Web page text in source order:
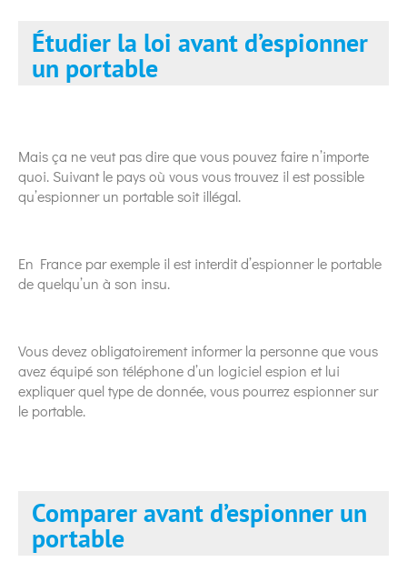
Étudier la loi avant d’espionner
un portable
Mais ça ne veut pas dire que vous pouvez faire n’importe
quoi. Suivant le pays où vous vous trouvez il est possible
qu’espionner un portable soit illégal.
En France par exemple il est interdit d’espionner le portable
de quelqu’un à son insu.
Vous devez obligatoirement informer la personne que vous
avez équipé son téléphone d’un logiciel espion et lui
expliquer quel type de donnée, vous pourrez espionner sur
le portable.
Comparer avant d’espionner un
portable